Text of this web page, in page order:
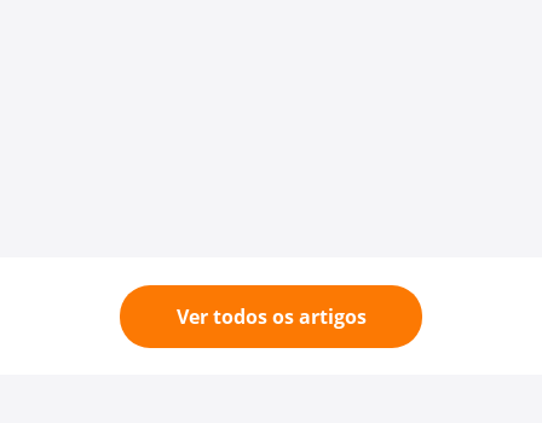
Ver todos os artigos